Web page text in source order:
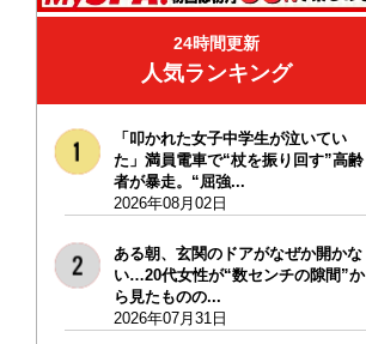
24時間更新
人気ランキング
「叩かれた女子中学生が泣いてい
た」満員電車で“杖を振り回す”高齢
者が暴走。“屈強...
2026年08月02日
ある朝、玄関のドアがなぜか開かな
い…20代女性が“数センチの隙間”か
ら見たものの...
2026年07月31日